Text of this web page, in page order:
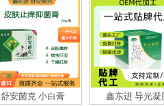
舒安菌克 小白膏 鑫东进 导光凝